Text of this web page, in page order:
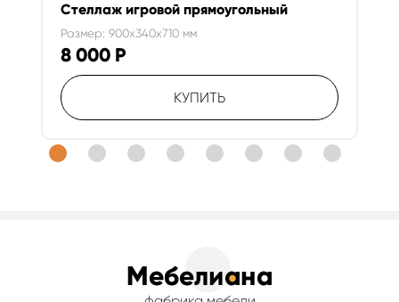
Стеллаж игровой прямоугольный
Размер: 900x340x710 мм
8 000 Р
КУПИТЬ